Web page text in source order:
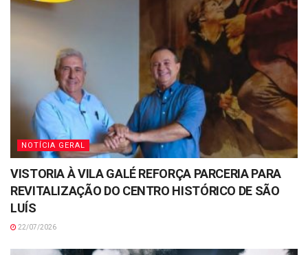
NOTÍCIA GERAL
VISTORIA À VILA GALÉ REFORÇA PARCERIA PARA
REVITALIZAÇÃO DO CENTRO HISTÓRICO DE SÃO
LUÍS
22/07/2026